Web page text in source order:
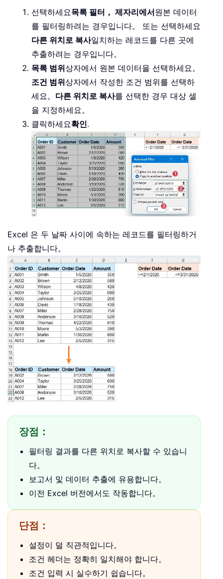
선택하세요목록 필터， 제자리에서원본 데이터
를 필터링하려는 경우입니다。 또는 선택하세요
다른 위치로 복사일치하는 레코드를 다른 곳에
추출하려는 경우입니다。
목록 범위상자에서 원본 데이터을 선택하세요。
조건 범위상자에서 작성한 조건 범위를 선택하
세요。 다른 위치로 복사를 선택한 경우 대상 셀
을 지정하세요。
클릭하세요확인.
Excel 은 두 날짜 사이에 속하는 레코드를 필터링하거
나 추출합니다。
장점：
필터링 결과를 다른 위치로 복사할 수 있습니
다。
보고서 및 데이터 추출에 유용합니다。
이전 Excel 버전에서도 작동합니다。
단점：
설정이 덜 직관적입니다。
조건 헤더는 정확히 일치해야 합니다。
조건 입력 시 실수하기 쉽습니다。